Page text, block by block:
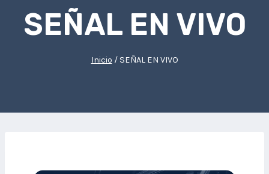
SEÑAL EN VIVO
Inicio / SEÑAL EN VIVO